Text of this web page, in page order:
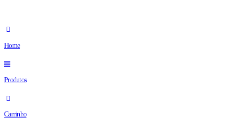
Home
Produtos
Carrinho